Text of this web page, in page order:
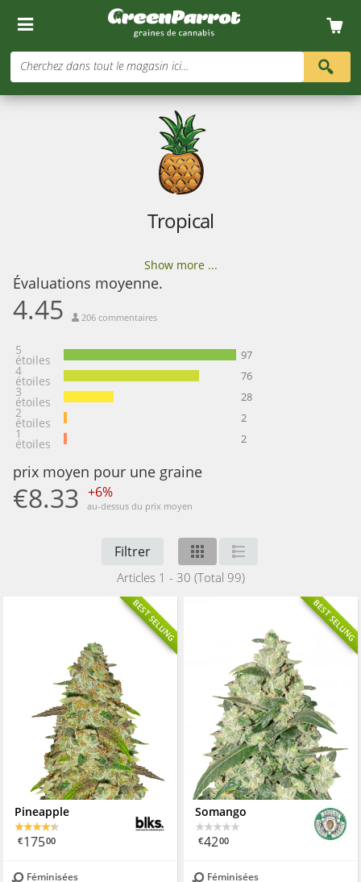
Cherchez dans tout le magasin ici...
Tropical
Show more ...
Évaluations moyenne.
4.45 206 commentaires
5
étoiles 97
4
étoiles 76
3
étoiles 28
2
étoiles 2
1
étoiles 2
prix moyen pour une graine
€8.33 +6%
au-dessus du prix moyen
Filtrer
Articles 1 - 30 (Total 99)
BEST SELLING
Pineapple
€17500
Féminisées
BEST SELLING
Somango
€4200
Féminisées